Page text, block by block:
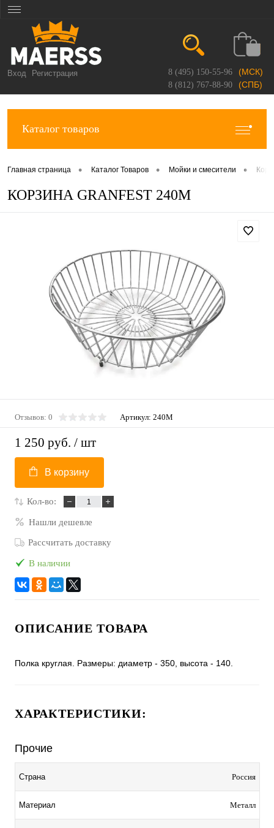
Вход Регистрация 8 (495) 150-55-96 (МСК)
8 (812) 767-88-90 (СПБ)
Каталог товаров
Главная страница • Каталог Товаров • Мойки и смесители •
КОРЗИНА GRANFEST 240M
Отзывов: 0 Артикул: 240M
1 250 руб. / шт
В корзину
Кол-во:
Нашли дешевле
Рассчитать доставку
В наличии
ОПИСАНИЕ ТОВАРА
Полка круглая. Размеры: диаметр - 350, высота - 140.
ХАРАКТЕРИСТИКИ:
Прочие
Страна Россия
Материал Металл